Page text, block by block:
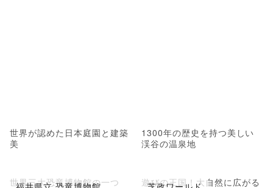
世界が認めた日本庭園と建築
美
1300年の歴史を持つ美しい
渓谷の温泉地
世界三大恐竜博物館の一つ
遊びの王国！大自然に広がる